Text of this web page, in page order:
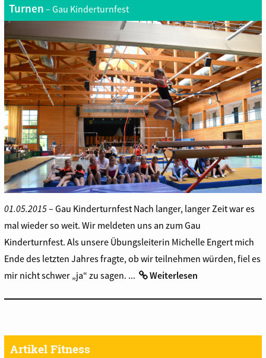
Turnen – Gau Kinderturnfest
01.05.2015– Gau Kinderturnfest Nach langer, langer Zeit war es
mal wieder so weit. Wir meldeten uns an zum Gau
Kinderturnfest. Als unsere Übungsleiterin Michelle Engert mich
Ende des letzten Jahres fragte, ob wir teilnehmen würden, fiel es
mir nicht schwer „ja“ zu sagen. ...
Weiterlesen
Artikel Fitness